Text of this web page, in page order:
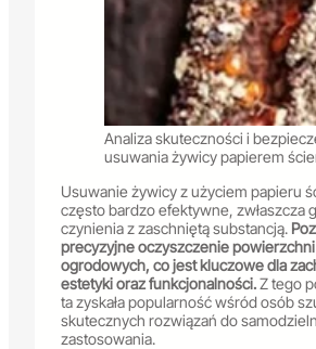
Analiza skuteczności i
usuwania żywicy papierem
Usuwanie żywicy z użyciem papieru
często bardzo efektywne, zwłaszcza
czynienia z zaschniętą substancją.
precyzyjne oczyszczenie
ogrodowych, co jest kluczowe dla
estetyki oraz funkcjonalności.Z tego
ta zyskała popularność wśród osób
skutecznych rozwiązań do
zastosowania.